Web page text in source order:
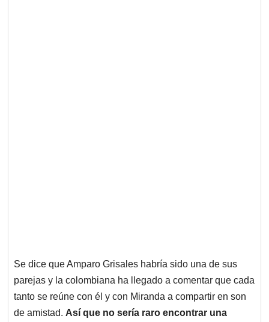
Se dice que Amparo Grisales habría sido una de sus
parejas y la colombiana ha llegado a comentar que cada
tanto se reúne con él y con Miranda a compartir en son
de amistad. Así que no sería raro encontrar una